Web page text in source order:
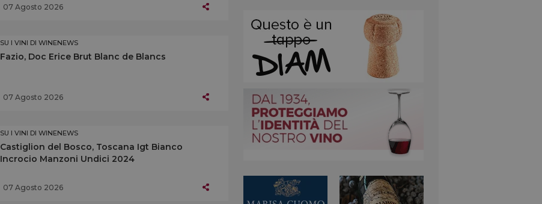
07 Agosto 2026
SU I VINI DI WINENEWS
Fazio, Doc Erice Brut Blanc de Blancs
07 Agosto 2026
SU I VINI DI WINENEWS
Castiglion del Bosco, Toscana Igt Bianco
Incrocio Manzoni Undici 2024
07 Agosto 2026